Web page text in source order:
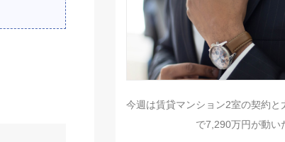
今週は賃貸マンション2室の契約と
で7,290万円が動い